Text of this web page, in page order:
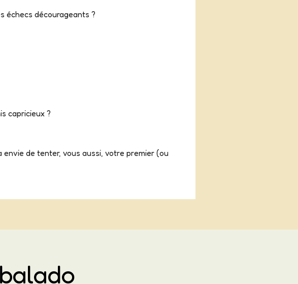
échecs décourageants ?
capricieux ?
envie de tenter, vous aussi, votre premier (ou